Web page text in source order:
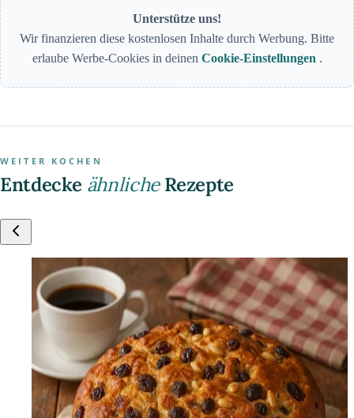
Unterstütze uns!
Wir finanzieren diese kostenlosen Inhalte durch Werbung. Bitte
erlaube Werbe-Cookies in deinen Cookie-Einstellungen .
WEITER KOCHEN
Entdecke ähnlicheRezepte